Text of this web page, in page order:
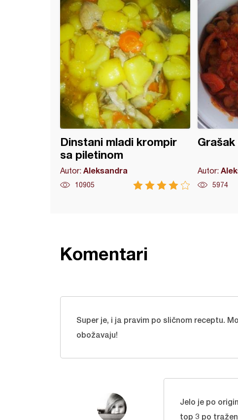
Dinstani mladi krompir
sa piletinom
Autor: Aleksandra
10905
Grašak
Autor:
5974
Komentari
Super je, i ja pravim po sličnom receptu.
obožavaju!
Jelo je po
top 3 po